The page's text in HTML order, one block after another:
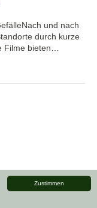
Zustimmen
und nach
durch kurze
Filme bieten…